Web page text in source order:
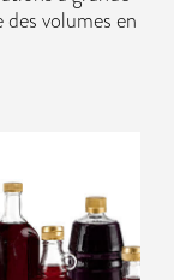
volumes en